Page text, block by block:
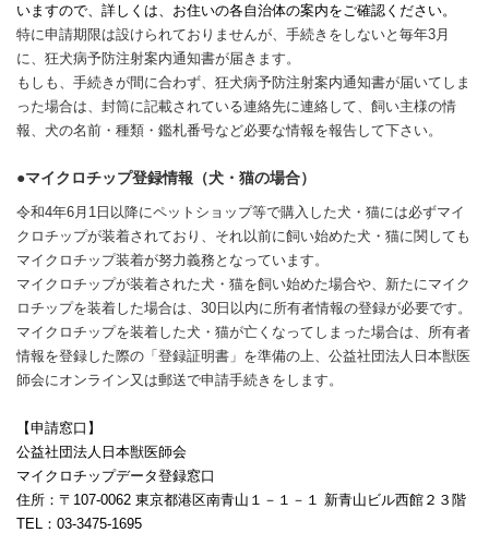
いますので、詳しくは、お住いの各自治体の案内をご確認ください。
特に申請期限は設けられておりませんが、手続きをしないと毎年3 月
に、狂犬病予防注射案内通知書が届きます。
もしも、手続きが間に合わず、狂犬病予防注射案内通知書が届いてしま
った場合は、封筒に記載されている連絡先に連絡して、飼い主様の情
報、犬の名前・種類・鑑札番号など必要な情報を報告して下さい。
●マイクロチップ登録情報（犬・猫の場合）
令和4年6 月 1 日以降にペットショップ等で購入した犬・猫には必ずマイ
クロチップが装着されており、それ以前に飼い始めた犬・猫に関しても
マイクロチップ装着が努力義務となっています。
マイクロチップが装着された犬・猫を飼い始めた場合や、新たにマイク
ロチップを装着した場合は、 30 日以内に所有者情報の登録が必要です。
マイクロチップを装着した犬・猫が亡くなってしまった場合は、所有者
情報を登録した際の「登録証明書」を準備の上、公益社団法人日本獣医
師会にオンライン又は郵送で申請手続きをします。
【申請窓口】
公益社団法人日本獣医師会
マイクロチップデータ登録窓口
住所：〒 107-0062 東京都港区南青山１－１－１ 新青山ビル西館２３階
TEL
： 03-3475-1695